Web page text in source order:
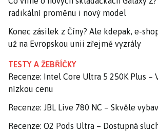
radikální proměnu i nový model
Konec zásilek z Číny? Ale kdepak, e-
už na Evropskou unii zřejmě vyzrály
TESTY A ŽEBŘÍČKY
Recenze: Intel Core Ultra 5 250K Plus –
nízkou cenu
Recenze: JBL Live 780 NC – Skvěle
Recenze: O2 Pods Ultra – Dostupná